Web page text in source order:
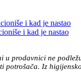
i kad je nastao
u prodavnici ne
potrošača. Iz